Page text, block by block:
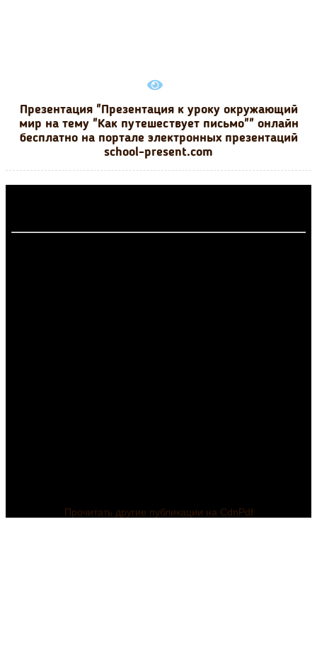
Презентация "Презентация к уроку окружающий
мир на тему "Как путешествует письмо"" онлайн
бесплатно на портале электронных презентаций
school-present.com
Прочитать другие публикации на CdnPdf